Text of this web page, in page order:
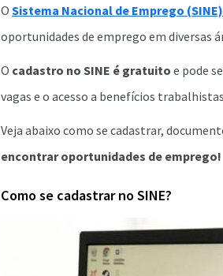
O Sistema Nacional de Emprego (SINE)
oportunidades de emprego em diversas
O cadastro no SINE é gratuito e pode
vagas e o acesso a benefícios
Veja abaixo como se cadastrar,
encontrar oportunidades de emprego!
Como se cadastrar no SINE?